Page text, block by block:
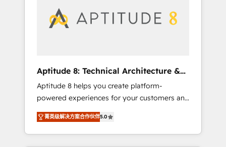
digitale et des startups florissantes. Nos 3
grandes expertises sont : ➤ L’intégration de
synchronisation API, audit et maintenance) ➤
La création de sites internet de conversion
qui transforment les visiteurs en
opportunités d'affaires ➤ La mise en place
de stratégies d'acquisition marketing (SEO,
SEA, inbound, automatisation marketing,
Aptitude 8: Technical Architecture &
Deployment
Aptitude 8 helps you create platform-
powered experiences for your customers and
teams. We build multi-hub solutions and
orchestrate operations across your entire
tech stack. Aptitude 8 is trusted by top
菁英级解决方案合作伙伴5.0